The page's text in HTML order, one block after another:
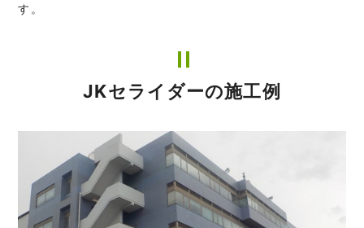
す。
JKセライダーの施工例